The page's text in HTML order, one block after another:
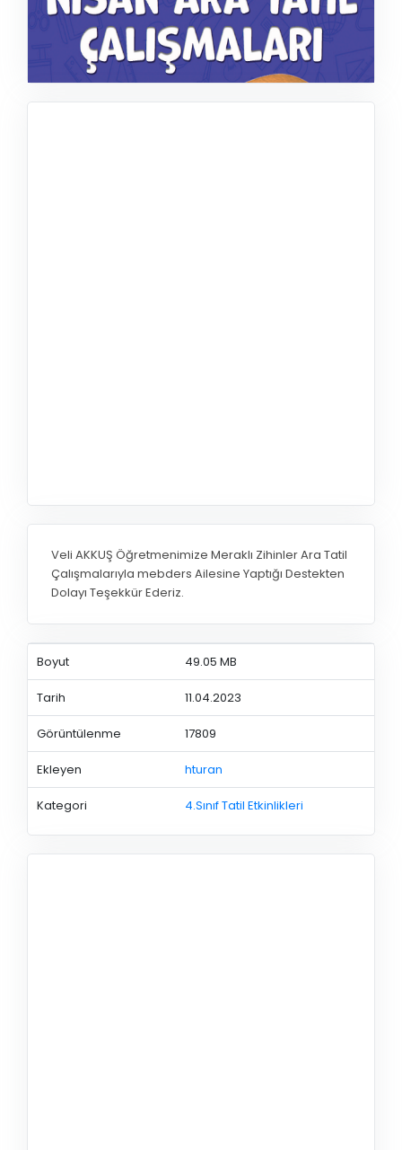
Veli AKKUŞ Öğretmenimize Meraklı Zihinler Ara Tatil
Çalışmalarıyla mebders Ailesine Yaptığı Destekten
Dolayı Teşekkür Ederiz.
Boyut 49.05 MB
Tarih 11.04.2023
Görüntülenme 17809
Ekleyen hturan
Kategori 4.Sınıf Tatil Etkinlikleri